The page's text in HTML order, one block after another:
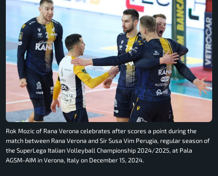
Rok Mozic of Rana Verona celebrates after scores a point during the
match between Rana Verona and Sir Susa Vim Perugia, regular season of
the SuperLega Italian Volleyball Championship 2024/2025, at Pala
AGSM-AIM in Verona, Italy on December 15, 2024.